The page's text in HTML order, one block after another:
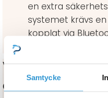
Samtycke
en extra
systemet krävs
kopplat via
Varumärke
Gullberg